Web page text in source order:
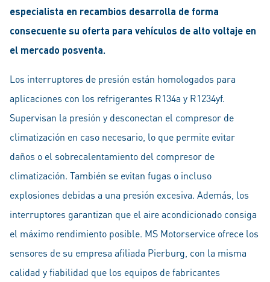
especialista en recambios desarrolla de forma
consecuente su oferta para vehículos de alto voltaje en
el mercado posventa.
Los interruptores de presión están homologados para
aplicaciones con los refrigerantes R134a y R1234yf.
Supervisan la presión y desconectan el compresor de
climatización en caso necesario, lo que permite evitar
daños o el sobrecalentamiento del compresor de
climatización. También se evitan fugas o incluso
explosiones debidas a una presión excesiva. Además, los
interruptores garantizan que el aire acondicionado consiga
el máximo rendimiento posible. MS Motorservice ofrece los
sensores de su empresa afiliada Pierburg, con la misma
calidad y fiabilidad que los equipos de fabricantes